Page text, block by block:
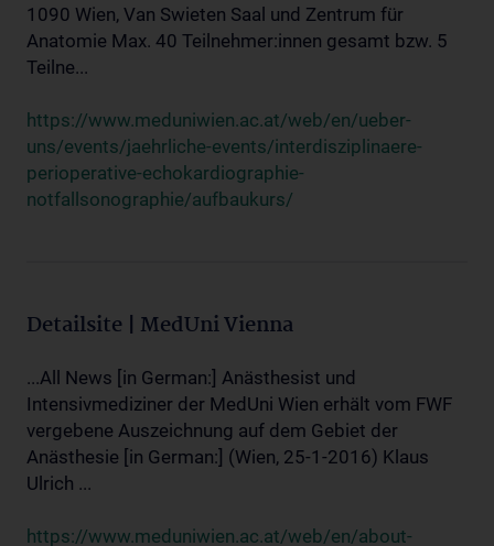
1090 Wien, Van Swieten Saal und Zentrum für
Anatomie Max. 40 Teilnehmer:innen gesamt bzw. 5
Teilne...
https://www.meduniwien.ac.at/web/en/ueber-
uns/events/jaehrliche-events/interdisziplinaere-
perioperative-echokardiographie-
notfallsonographie/aufbaukurs/
Detailsite | MedUni Vienna
...All News [in German:] Anästhesist und
Intensivmediziner der MedUni Wien erhält vom FWF
vergebene Auszeichnung auf dem Gebiet der
Anästhesie [in German:] (Wien, 25-1-2016) Klaus
Ulrich ...
https://www.meduniwien.ac.at/web/en/about-